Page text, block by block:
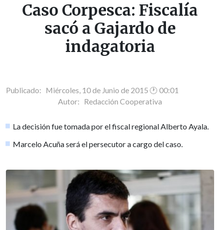
Caso Corpesca: Fiscalía
sacó a Gajardo de
indagatoria
Publicado: Miércoles, 10 de Junio de 2015 🕐 00:01
Autor: Redacción Cooperativa
La decisión fue tomada por el fiscal regional Alberto Ayala.
Marcelo Acuña será el persecutor a cargo del caso.